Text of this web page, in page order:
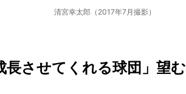
清宮幸太郎（2017年7月撮影）
長させてくれる球団」望む